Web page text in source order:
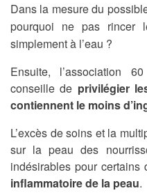
Dans la mesure du
pourquoi ne pas rincer
simplement à l’eau ?
Ensuite, l’association
conseille de privilégier
contiennent le moins
L’excès de soins et la
sur la peau des
indésirables pour certains
inflammatoire de la peau.